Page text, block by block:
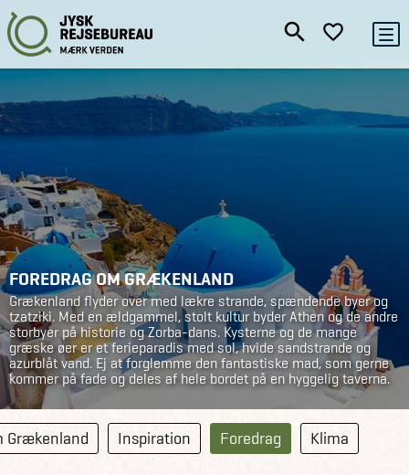
FOREDRAG OM GRÆKENLAND
Grækenland flyder over med lækre strande, spændende byer og
tzatziki. Med en ældgammel, stolt kultur byder Athen og de andre
storbyer på historie og Zorba-dans. Kysterne og de mange
græske øer er et ferieparadis med sol, hvide sandstrande og
azurblåt vand. Ej at forglemme den fantastiske mad, som gerne
kommer på fade og deles af hele bordet på en hyggelig taverna.
Grækenland Inspiration Foredrag Klima